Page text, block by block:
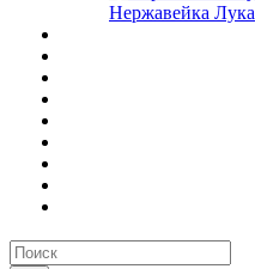
Нержавейка Лука